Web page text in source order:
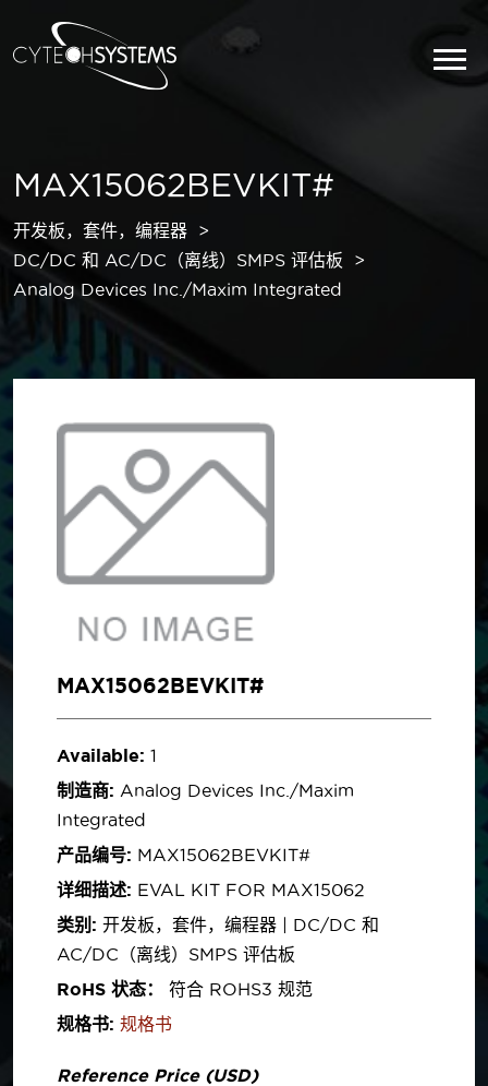
MAX15062BEVKIT#
开发板，套件，编程器
DC/DC 和 AC/DC（离线）SMPS 评估板
Analog Devices Inc./Maxim Integrated
MAX15062BEVKIT#
Available: 1
制造商: Analog Devices Inc./Maxim
Integrated
产品编号: MAX15062BEVKIT#
详细描述: EVAL KIT FOR MAX15062
类别: 开发板，套件，编程器 | DC/DC 和
AC/DC（离线）SMPS 评估板
RoHS 状态：
符合 ROHS3 规范
规格书: 规格书
Reference Price (USD)